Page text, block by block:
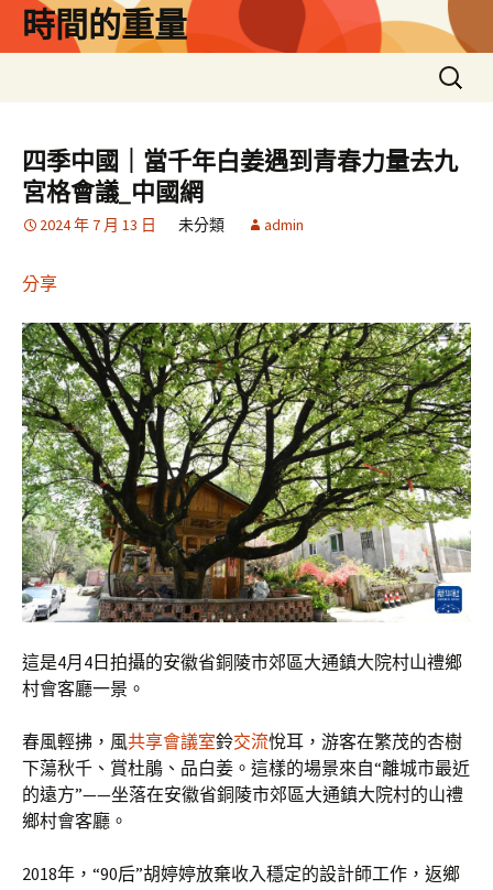
時間的重量
搜
尋
鍵
字:
四季中國｜當千年白姜遇到青春力量去九
宮格會議_中國網
2024 年 7 月 13 日 未分類 admin
分享
這是4月4日拍攝的安徽省銅陵市郊區大通鎮大院村山禮鄉
村會客廳一景。
春風輕拂，風共享會議室鈴交流悅耳，游客在繁茂的杏樹
下蕩秋千、賞杜鵑、品白姜。這樣的場景來自“離城市最近
的遠方”——坐落在安徽省銅陵市郊區大通鎮大院村的山禮
鄉村會客廳。
2018年，“90后”胡婷婷放棄收入穩定的設計師工作，返鄉